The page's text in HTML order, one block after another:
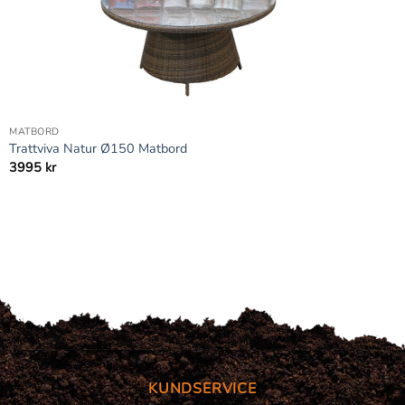
MATBORD
Trattviva Natur Ø150 Matbord
3995 kr
KUNDSERVICE